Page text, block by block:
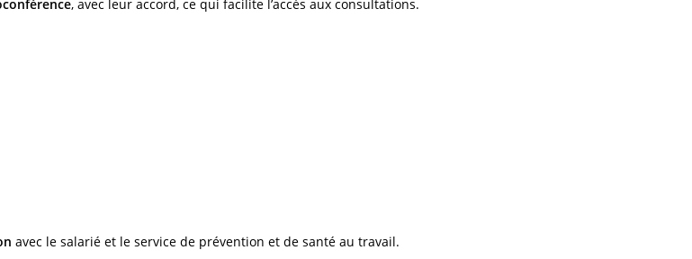
, avec leur accord, ce qui facilite l’accès aux consultations.
avec le salarié et le service de prévention et de santé au travail.